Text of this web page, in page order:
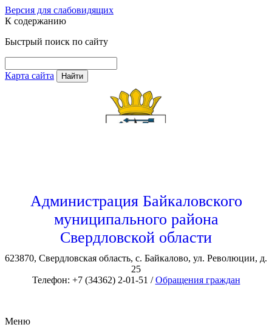
Версия для слабовидящих
К содержанию
Быстрый поиск по сайту
Карта сайта Найти
Администрация Байкаловского
муниципального района
Свердловской области
623870, Свердловская область, с. Байкалово, ул. Революции, д.
25
Телефон: +7 (34362) 2-01-51 /Обращения граждан
Меню